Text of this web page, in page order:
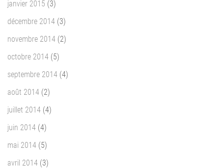
janvier 2015 (3)
décembre 2014 (3)
novembre 2014 (2)
octobre 2014 (5)
septembre 2014 (4)
août 2014 (2)
juillet 2014 (4)
juin 2014 (4)
mai 2014 (5)
avril 2014 (3)